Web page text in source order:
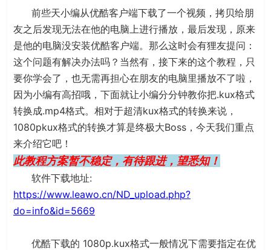
前些天小编从优酷客户端下载了一个视频，拷贝给朋
友之后发现无法在他的电脑上进行播放，最后发现，原来
是他的电脑没安装优酷客户端。那么这时会有狸友提问：
这个问题有解决办法吗？当然有，接下来的这个教程，只
要你学会了，也无需再担心在朋友的电脑里播放不了啦，
因为小编有高招哦，下面就让小编分分钟教你把.kux格式
转换成.mp4格式。相对于超清kux格式的转换来说，
1080pkux格式的转换才算是终极大Boss，今天我们重点
来介绍它吧！
此教程方案暂不稳定，有待跟进，望悉知！
软件下载地址:
https://www.leawo.cn/ND_upload.php?
do=info&id=5669
优酷下载的 1080p.kux格式一般情况下需要指定在优